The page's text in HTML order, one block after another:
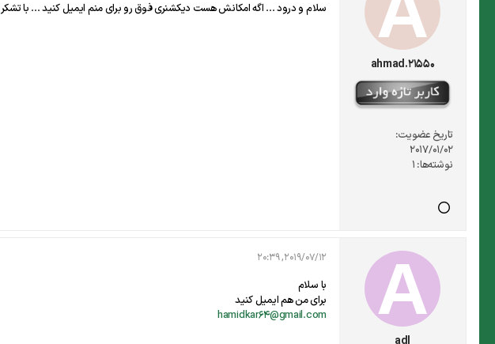
ahmad.21550
تاریخ عضویت:
2017/01/02
نوشته‌ها: 1
سلام و درود ... اگه امکانش هست دیکشنری فوق رو برای منم ایمیل کنید ... با تشکر
2019/07/12, 20:39
با سلام
برای من هم ایمیل کنید
hamidkar64@gmail.com